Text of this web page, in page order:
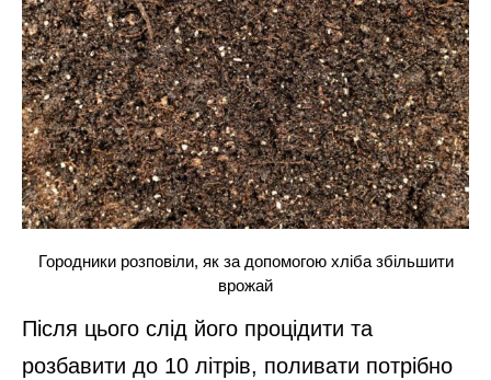
Городники розповіли, як за допомогою хліба збільшити
врожай
Після цього слід його процідити та
розбавити до 10 літрів, поливати потрібно